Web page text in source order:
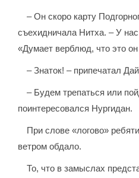
– Он скоро карту
съехидничала Нитха. – У
«Думает верблюд, что это
– Знаток! – припечатал
– Будем трепаться или
поинтересовался Нургидан.
При слове «логово»
ветром обдало.
То, что в замыслах